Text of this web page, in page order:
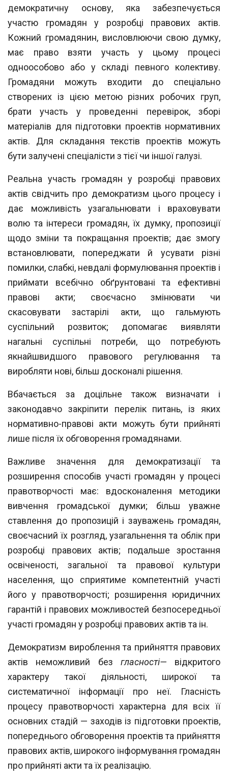
демократичну основу, яка забезпечується
участю громадян у розробці правових актів.
Кожний громадянин, висловлюючи свою думку,
має право взяти участь у цьому процесі
одноособово або у складі певного колективу.
Громадяни можуть входити до спеціально
створених із цією метою різних робочих груп,
братиучасть у проведенні перевірок, зборі
матеріалів для підготовки проектів нормативних
актів. Для складання текстів проектів можуть
бути залучені спеціалісти з тієї чи іншої галузі.
Реальна участь громадян у розробці правових
актів свідчить про демократизм цього процесу і
дає можливість узагальнювати і враховувати
волю та інтереси громадян, їх думку, пропозиції
щодо зміни та покращання проектів; дає змогу
встановлювати, попереджати й усувати різні
помилки, слабкі, невдалі формулювання проектів і
приймати всебічно обґрунтовані та ефективні
правові акти; своєчаснозмінювати чи
скасовувати застарілі акти, що гальмують
суспільний розвиток; допомагає виявляти
нагальні суспільні потреби, що потребують
якнайшвидшого правового регулювання та
виробляти нові, більш досконалі рішення.
Вбачається за доцільне також визначати і
законодавчо закріпити перелік питань, із яких
нормативно-правові акти можуть бути прийняті
лише після їх обговорення громадянами.
Важливе значення для демократизації та
розширення способів участі громадян у процесі
правотворчості має: вдосконалення методики
вивчення громадської думки; більш уважне
ставлення до пропозицій і зауважень громадян,
своєчасний їх розгляд, узагальнення та облік при
розробці правових актів; подальше зростання
освіченості, загальної та правової культури
населення, що сприятиме компетентній участі
його у правотворчості; розширення юридичних
гарантій і правових можливостей безпосередньої
участі громадян у розробці правових актів та ін.
Демократизм вироблення та прийняття правових
актів неможливий без гласності— відкритого
характеру такої діяльності, широкої та
систематичної інформації про неї. Гласність
процесу правотворчості характерна для всіх її
основних стадій — заходів із підготовки проектів,
попереднього обговорення проектів та прийняття
правових актів, широкого інформування громадян
про прийняті акти та їх реалізацію.